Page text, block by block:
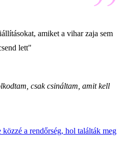
amiket a vihar zaja sem
lett"
csak csináltam, amit kell
a rendőrség, hol találták meg